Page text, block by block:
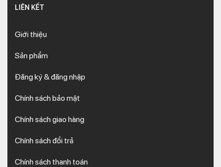
LIÊN KẾT
Giới thiệu
Sản phẩm
Đăng ký & đăng nhập
Chính sách bảo mật
Chính sách giao hàng
Chính sách đổi trả
Chính sách thanh toán